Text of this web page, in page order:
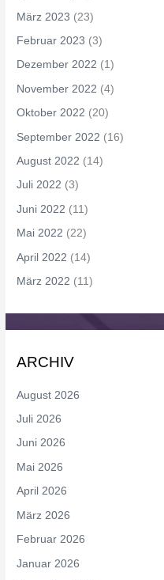
März 2023 (23)
Februar 2023 (3)
Dezember 2022 (1)
November 2022 (4)
Oktober 2022 (20)
September 2022 (16)
August 2022 (14)
Juli 2022 (3)
Juni 2022 (11)
Mai 2022 (22)
April 2022 (14)
März 2022 (11)
ARCHIV
August 2026
Juli 2026
Juni 2026
Mai 2026
April 2026
März 2026
Februar 2026
Januar 2026